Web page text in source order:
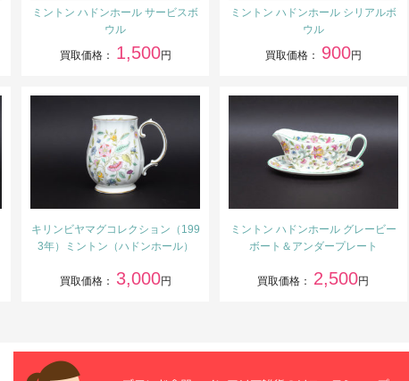
ミントン ハドンホール サービスボ
ウル
買取価格： 1,500円
ミントン ハドンホール シリアルボ
ウル
買取価格： 900円
キリンビヤマグコレクション（199
3年）ミントン（ハドンホール）
買取価格： 3,000円
ミントン ハドンホール グレービー
ボート＆アンダープレート
買取価格： 2,500円